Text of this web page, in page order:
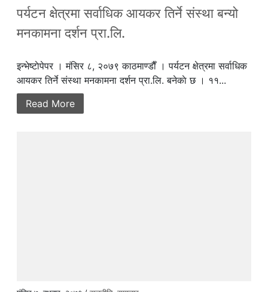
पर्यटन क्षेत्रमा सर्वाधिक आयकर तिर्ने संस्था बन्यो
मनकामना दर्शन प्रा.लि.
इन्भेष्टाेपेपर । मंसिर ८, २०७९ काठमाण्डाैँ । पर्यटन क्षेत्रमा सर्वाधिक
आयकर तिर्ने संस्था मनकामना दर्शन प्रा.लि. बनेकाे छ । ११...
Read More